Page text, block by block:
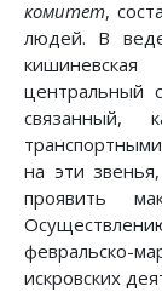
комитет,
людей. В
центральный
связанный,
на эти
проявить
февральско-
искровских